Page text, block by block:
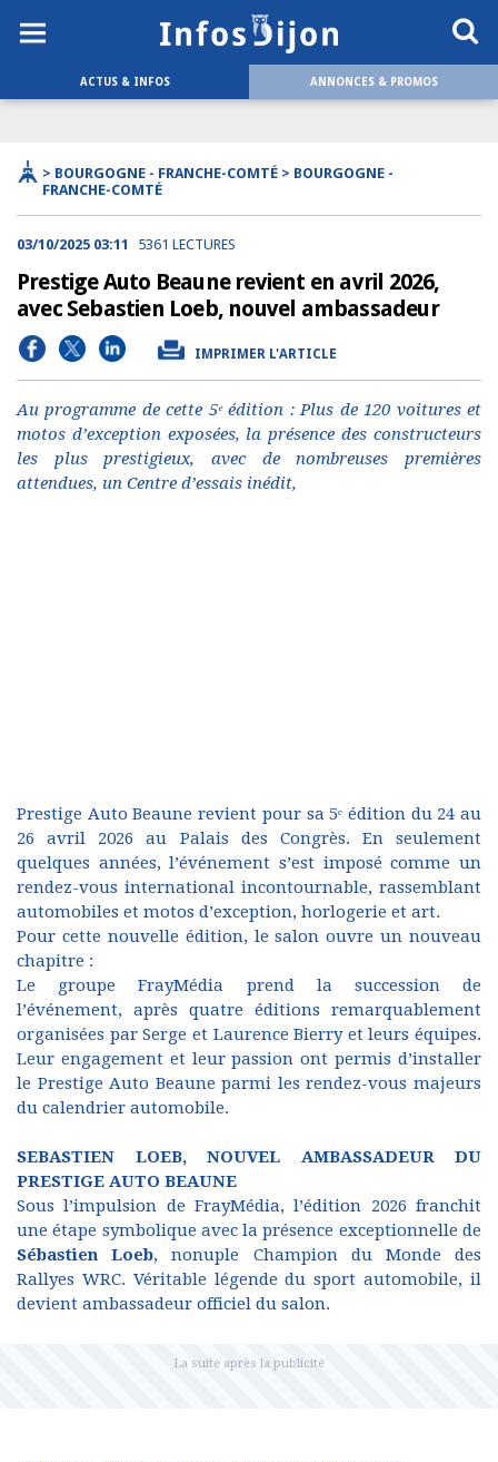
ACTUS & INFOS ANNONCES & PROMOS
> BOURGOGNE - FRANCHE-COMTÉ > BOURGOGNE -
FRANCHE-COMTÉ
03/10/2025 03:11 5361 LECTURES
Prestige Auto Beaune revient en avril 2026,
avec Sebastien Loeb, nouvel ambassadeur
IMPRIMER L'ARTICLE
Au programme de cette 5ᵉ édition : Plus de 120 voitures et
motos d’exception exposées, la présence des constructeurs
les plus prestigieux, avec de nombreuses premières
attendues, un Centre d’essais inédit,
Prestige Auto Beaune revient pour sa 5ᵉ édition du 24 au
26 avril 2026 au Palais des Congrès. En seulement
quelques années, l’événement s’est imposé comme un
rendez-vous international incontournable, rassemblant
automobiles et motos d’exception, horlogerie et art.
Pour cette nouvelle édition, le salon ouvre un nouveau
chapitre :
Le groupe FrayMédia prend la succession de
l’événement, après quatre éditions remarquablement
organisées par Serge et Laurence Bierry et leurs équipes.
Leur engagement et leur passion ont permis d’installer
le Prestige Auto Beaune parmi les rendez-vous majeurs
du calendrier automobile.
SEBASTIEN LOEB, NOUVEL AMBASSADEUR DU
PRESTIGE AUTO BEAUNE
Sous l’impulsion de FrayMédia, l’édition 2026 franchit
une étape symbolique avec la présence exceptionnelle de
Sébastien Loeb, nonuple Champion du Monde des
Rallyes WRC. Véritable légende du sport automobile, il
devient ambassadeur officiel du salon.